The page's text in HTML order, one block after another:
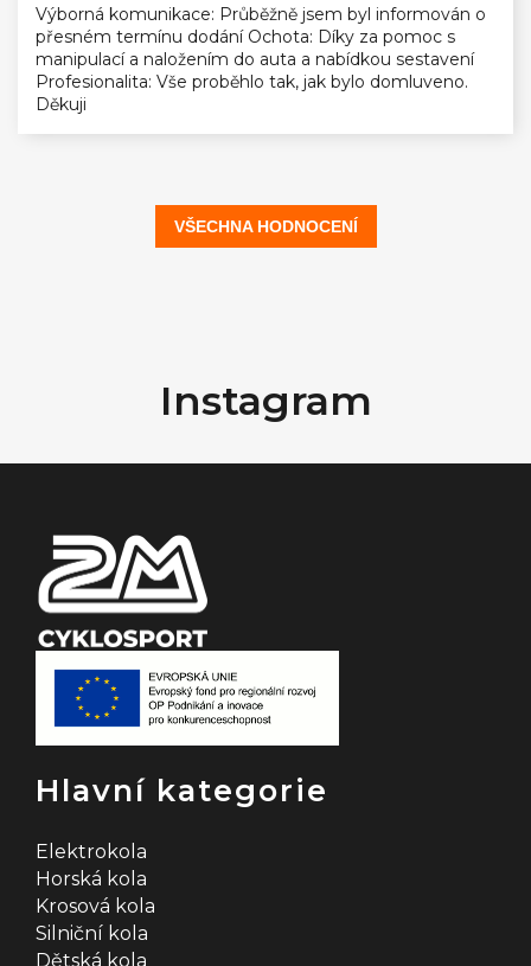
Výborná komunikace: Průběžně jsem byl informován o
přesném termínu dodání Ochota: Díky za pomoc s
manipulací a naložením do auta a nabídkou sestavení
Profesionalita: Vše proběhlo tak, jak bylo domluveno.
Děkuji
VŠECHNA HODNOCENÍ
t
Instagram
Hlavní kategorie
Elektrokola
Horská kola
Krosová kola
Silniční kola
Dětská kola